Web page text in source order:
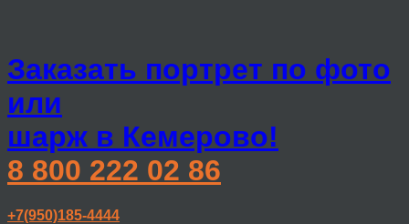
Заказать портрет по фото
или
шарж в Кемерово!
8 800 222 02 86
+7(950)185-4444